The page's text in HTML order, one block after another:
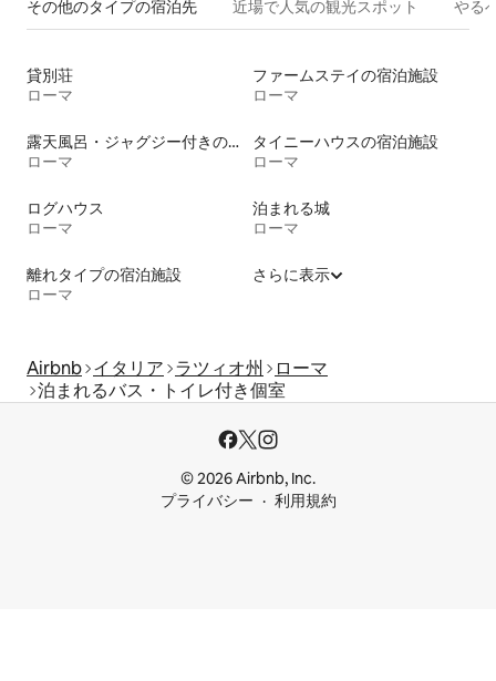
その他のタ⁠イ⁠プ⁠の宿⁠泊⁠先 近場で人気の観光スポット やる
貸別荘
ローマ
ファームステイの宿泊施設
ローマ
露天風呂・ジャグジー付きの宿泊施設
ローマ
タイニーハウスの宿泊施設
ローマ
ログハウス
ローマ
泊まれる城
ローマ
離れタイプの宿泊施設
ローマ
さらに表示
Airbnb イタリア ラツィオ州
ローマ
泊まれるバス・トイレ付き個室
© 2026 Airbnb, Inc.
プライバシー
利用規約